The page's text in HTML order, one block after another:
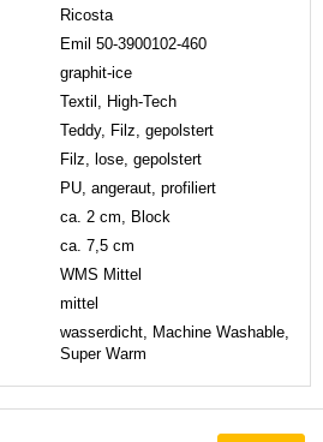
Ricosta
Emil 50-3900102-460
graphit-ice
Textil, High-Tech
Teddy, Filz, gepolstert
Filz, lose, gepolstert
PU, angeraut, profiliert
ca. 2 cm, Block
ca. 7,5 cm
WMS Mittel
mittel
wasserdicht, Machine Washable,
Super Warm